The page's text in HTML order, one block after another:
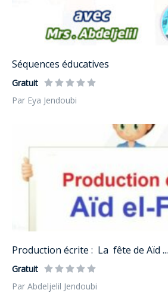
Séquences éducatives
Gratuit
Par Eya Jendoubi
Production écrite : La fête de Aïd ...
Gratuit
Par Abdeljelil Jendoubi